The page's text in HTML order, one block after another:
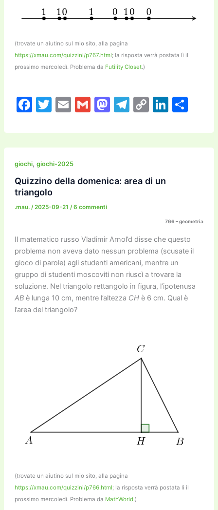
(trovate un aiutino sul mio sito, alla pagina
https://xmau.com/quizzini/p767.html; la risposta verrà postata lì il
prossimo mercoledì. Problema da Futility Closet.)
F
c
e
b
o
o
k
T
itt
er
E
ai
l
G
ai
l
M
st
o
o
T
e
gr
m
C
p
y
n
Li
k
e
C
n
di
giochi, giochi-2025
Quizzino della domenica: area di un
triangolo
.mau. /2025-09-21 /6 commenti
766 – geometria
Il matematico russo Vladimir Arnol’d disse che questo
problema non aveva dato nessun problema (scusate il
gioco di parole) agli studenti americani, mentre un
gruppo di studenti moscoviti non riuscì a trovare la
soluzione. Nel triangolo rettangolo in figura, l’ipotenusa
ABè lunga 10 cm, mentre l’altezza CHè 6 cm. Qual è
l’area del triangolo?
(trovate un aiutino sul mio sito, alla pagina
https://xmau.com/quizzini/p766.html; la risposta verrà postata lì il
prossimo mercoledì. Problema da MathWorld.)